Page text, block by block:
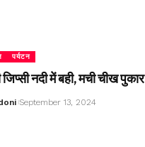
पर्यटन
नदी में बही, मची चीख पुकार
September 13, 2024